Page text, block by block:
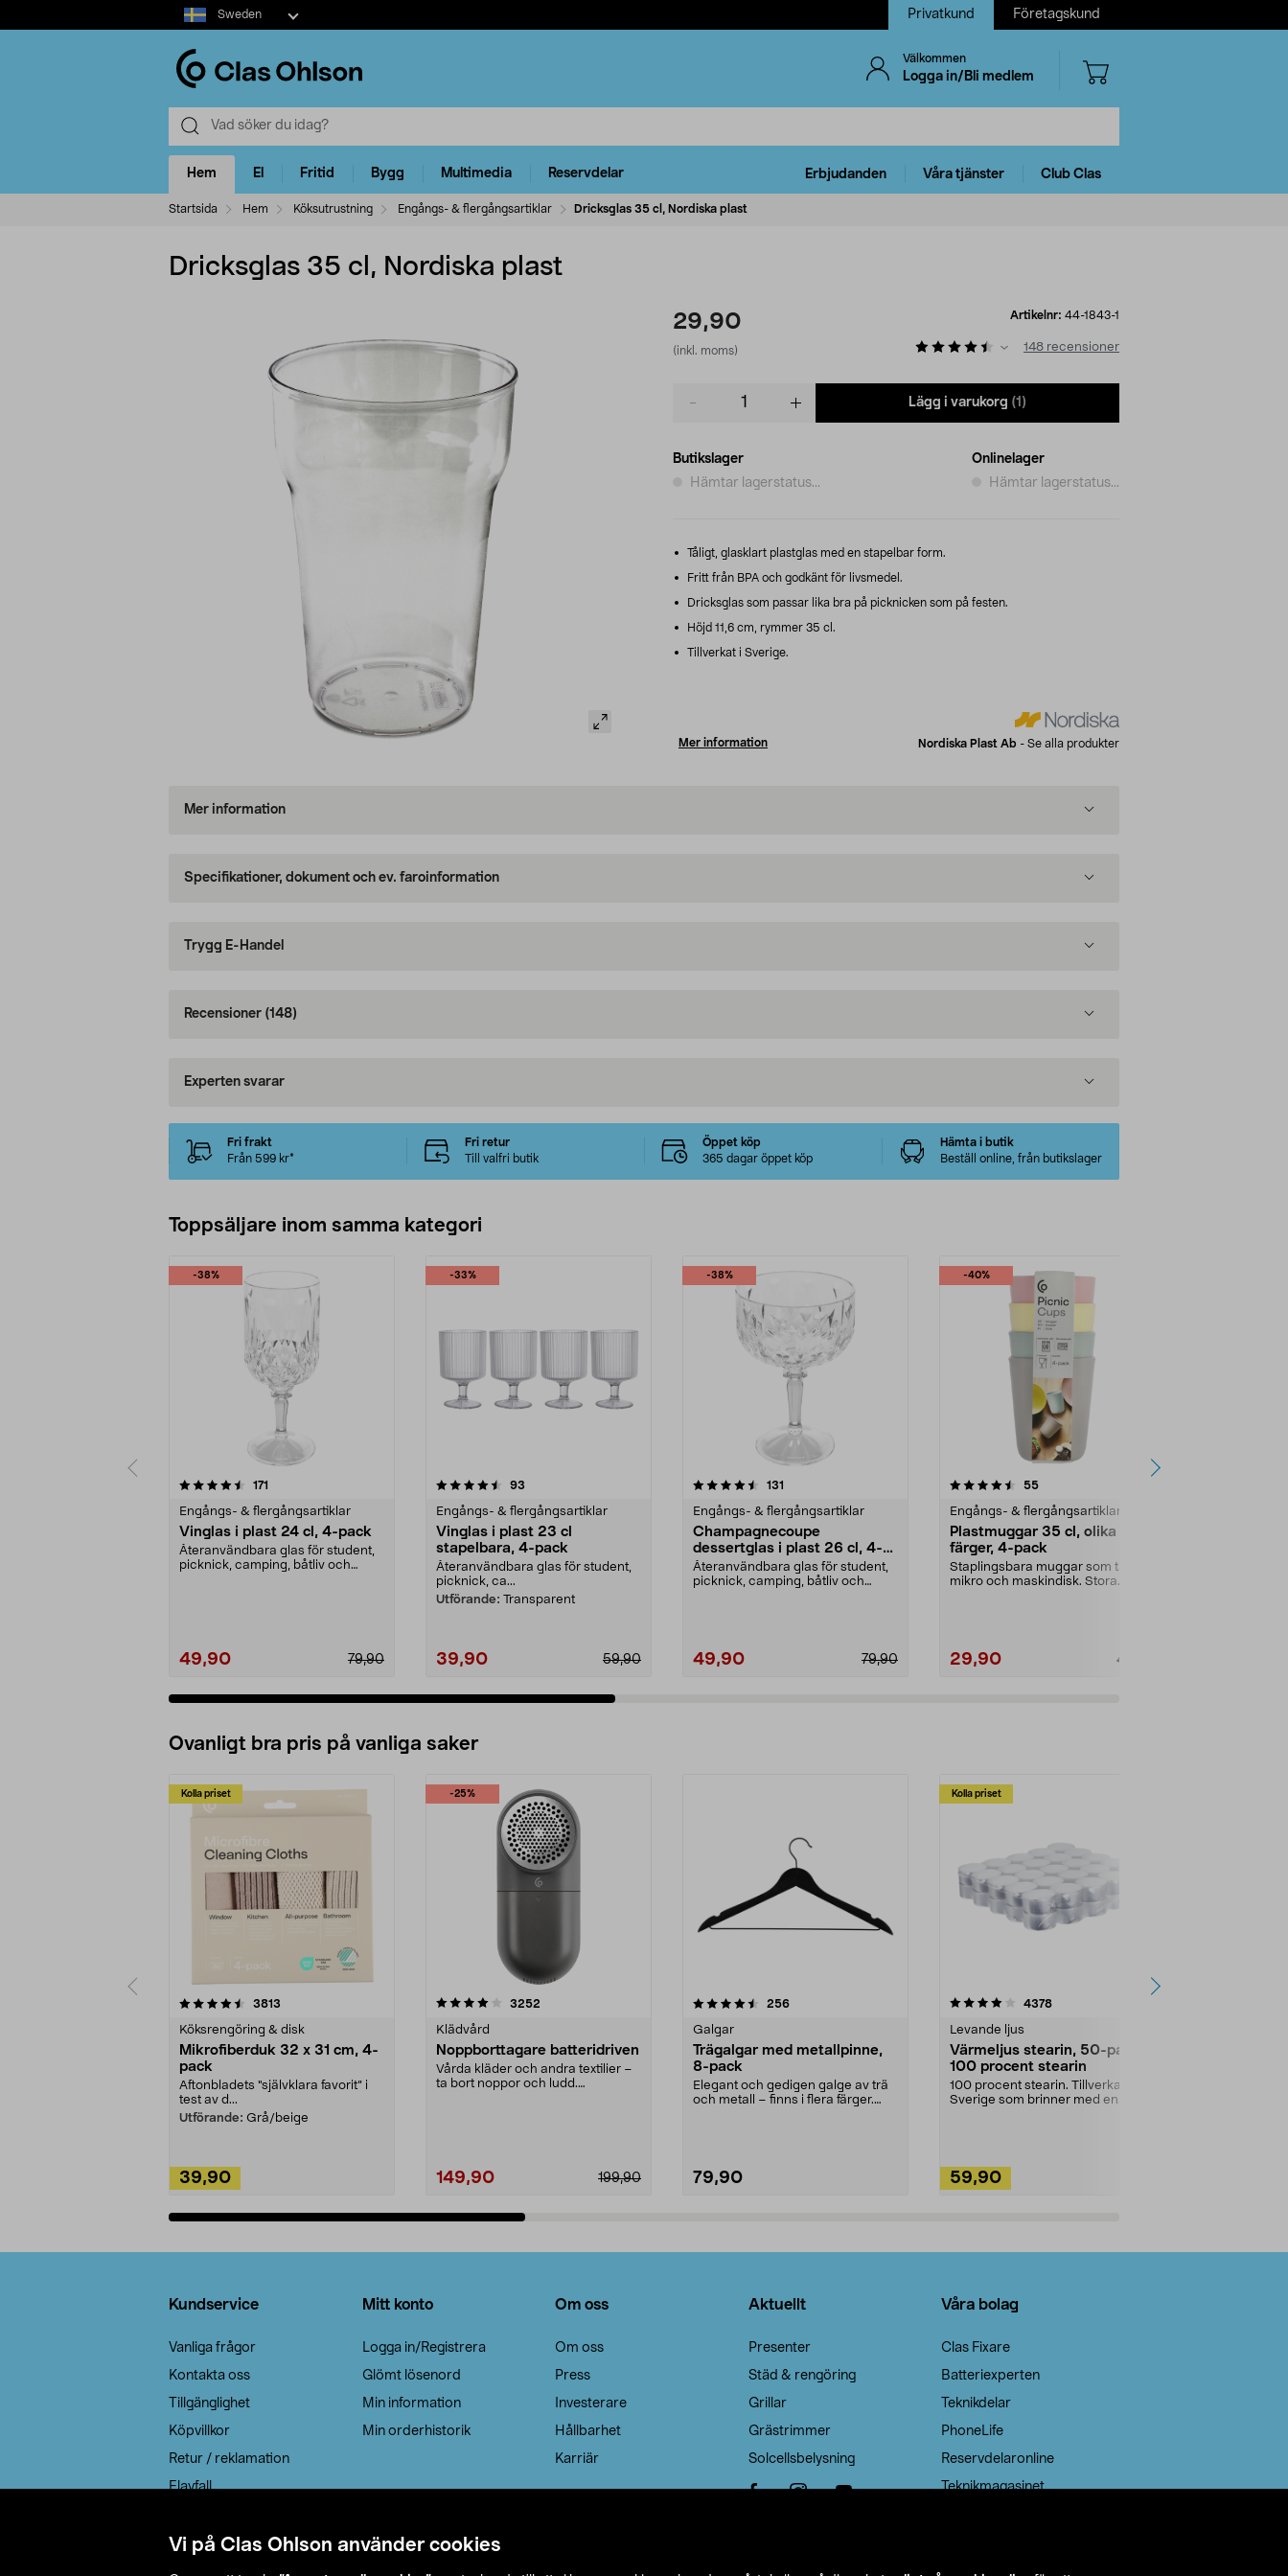
Vi på Clas Ohlson använder cookies
Select
market
Sweden Privatkund Företagskund
Välkommen
Logga in/Bli medlem
Hem El Fritid Bygg Multimedia Reservdelar Erbjudanden Våra tjänster Club Clas
Startsida Hem Köksutrustning Engångs- & flergångsartiklar Dricksglas 35 cl, Nordiska plast
Dricksglas 35 cl, Nordiska plast
29,90
(inkl. moms)
Artikelnr: 44-1843-1
148 recensioner
Lägg i varukorg (1)
Butikslager
Hämtar lagerstatus...
Onlinelager
Hämtar lagerstatus...
Tåligt, glasklart plastglas med en stapelbar form.
Fritt från BPA och godkänt för livsmedel.
Dricksglas som passar lika bra på picknicken som på festen.
Höjd 11,6 cm, rymmer 35 cl.
Tillverkat i Sverige.
Mer information Nordiska Plast Ab - Se alla produkter
Mer information
Specifikationer, dokument och ev. faroinformation
Trygg E-Handel
Recensioner (148)
Experten svarar
Fri frakt
Från 599 kr*
Fri retur
Till valfri butik
Öppet köp
365 dagar öppet köp
Hämta i butik
Beställ online, från butikslager
Toppsäljare inom samma kategori
-38%
171
Engångs- & flergångsartiklar
Vinglas i plast 24 cl, 4-pack
Återanvändbara glas för student,
picknick, camping, båtliv och
49,90 79,90
-33%
4.5 av 5 stjärnor 93
Engångs- & flergångsartiklar
Vinglas i plast 23 cl
stapelbara, 4-pack
Återanvändbara glas för student,
picknick, ca...
Utförande: Transparent
39,90 59,90
-38%
4.5 av 5 stjärnor 131
Engångs- & flergångsartiklar
Champagnecoupe
dessertglas i plast 26 cl, 4-
pack
Återanvändbara glas för student,
picknick, camping, båtliv och
49,90 79,90
-40%
4.5 av 5 stjärnor 55recensioner
Engångs- & flergångsartiklar
Plastmuggar 35 cl, olika
färger, 4-pack
Staplingsbara muggar som tål
mikro och maskindisk. Stora
29,90 49,90
4.5 av 5 stjärnor
Ovanligt bra pris på vanliga saker
Kolla priset
3813
Köksrengöring & disk
Mikrofiberduk 32 x 31 cm, 4-
pack
Aftonbladets "självklara favorit” i
test av d...
Utförande: Grå/beige
39,90
-25%
4.0av 5 stjärnor 3252
Klädvård
Noppborttagare batteridriven
Vårda kläder och andra textilier –
ta bort noppor och ludd.
199,90
149,90
4.5av 5 stjärnor 256recensioner
Galgar
Trägalgar med metallpinne,
8-pack
Elegant och gedigen galge av trä
och metall – finns i flera färger.
79,90
Kolla priset
4.0av 5 stjärnor 4378recensioner
Levande ljus
Värmeljus stearin, 50-pack,
100 procent stearin
100 procent stearin. Tillverkade i
Sverige som brinner med en
59,90
4.5av 5 stjärnor
Kundservice
Vanliga frågor
Kontakta oss
Tillgänglighet
Köpvillkor
Retur / reklamation
Elavfall
Leveransalternativ
Mitt konto
Logga in/Registrera
Glömt lösenord
Min information
Min orderhistorik
Om oss
Om oss
Press
Investerare
Hållbarhet
Karriär
Aktuellt
Presenter
Städ & rengöring
Grillar
Grästrimmer
Solcellsbelysning
Våra bolag
Clas Fixare
Batteriexperten
Teknikdelar
PhoneLife
Reservdelaronline
Teknikmagasinet